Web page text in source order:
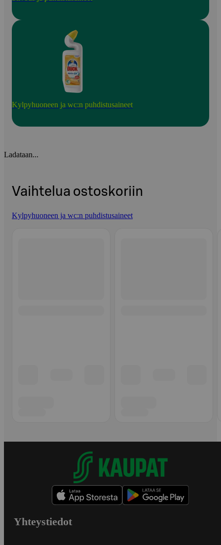
Kylpyhuoneen ja wc:n puhdistusaineet
Ladataan...
Vaihtelua ostoskoriin
Kylpyhuoneen ja wc:n puhdistusaineet
Yhteystiedot